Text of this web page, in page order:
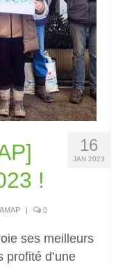
16
JAN 2023
!
0
ses meilleurs
d’une